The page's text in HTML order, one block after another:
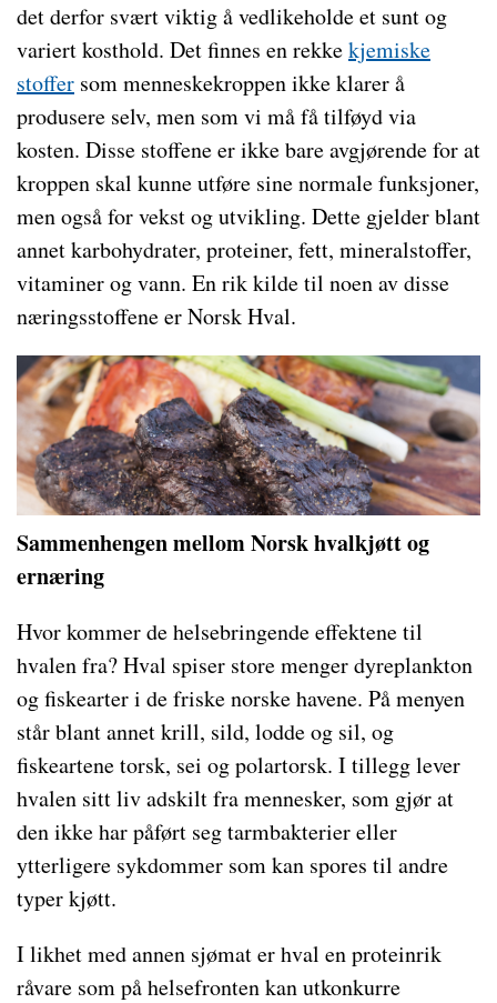
det derfor svært viktig å vedlikeholde et sunt og
variert kosthold. Det finnes en rekkekjemiske
stoffer som menneskekroppen ikke klarer å
produsere selv, men som vi må få tilføyd via
kosten. Disse stoffene er ikke bare avgjørende for at
kroppen skal kunne utføre sine normale funksjoner,
men også for vekst og utvikling. Dette gjelder blant
annet karbohydrater, proteiner, fett, mineralstoffer,
vitaminer og vann. En rik kilde til noen av disse
næringsstoffene er Norsk Hval.
Sammenhengen mellom Norsk hvalkjøtt og
ernæring
Hvor kommer de helsebringende effektene til
hvalen fra? Hval spiser store menger dyreplankton
og fiskearter i de friske norske havene. På menyen
står blant annet krill, sild, lodde og sil, og
fiskeartene torsk, sei og polartorsk. I tillegg lever
hvalen sitt liv adskilt fra mennesker, som gjør at
den ikke har påført seg tarmbakterier eller
ytterligere sykdommer som kan spores til andre
typer kjøtt.
I likhet med annen sjømat er hval en proteinrik
råvare som på helsefronten kan utkonkurre